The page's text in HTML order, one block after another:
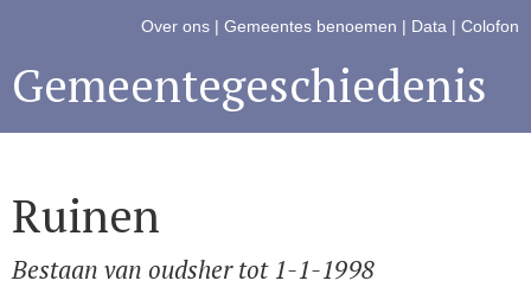
Over ons | Gemeentes benoemen | Data | Colofon
Gemeentegeschiedenis
Ruinen
Bestaan van oudsher tot 1-1-1998